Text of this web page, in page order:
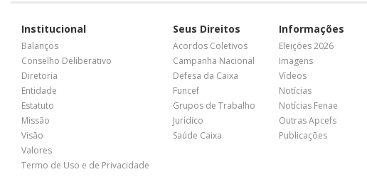
Institucional
Balanços
Conselho Deliberativo
Diretoria
Entidade
Estatuto
Missão
Visão
Valores
Termo de Uso e de Privacidade
Seus Direitos
Acordos Coletivos
Campanha Nacional
Defesa da Caixa
Funcef
Grupos de Trabalho
Jurídico
Saúde Caixa
Informações
Eleições 2026
Imagens
Vídeos
Notícias
Notícias Fenae
Outras Apcefs
Publicações